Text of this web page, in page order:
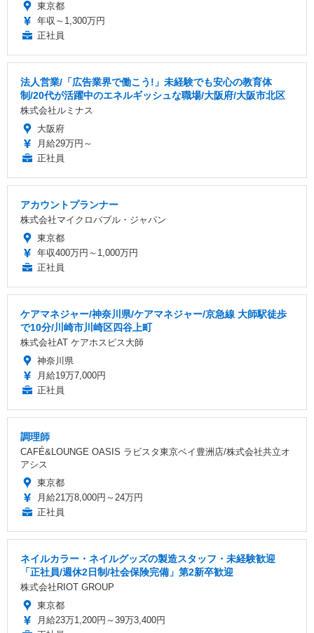
東京都
年収～1,300万円
正社員
法人営業/「広告業界で働こう!」未経験でも安心の教育体
制/20代が活躍中のエネルギッシュな職場/大阪府/大阪市北区
株式会社ルミナス
大阪府
月給29万円～
正社員
アカウントプランナー
株式会社マイクロバブル・ジャパン
東京都
年収400万円～1,000万円
正社員
ケアマネジャー/神奈川県/ケアマネジャー/京急線 大師駅徒歩
で10分/川崎市川崎区四谷上町
株式会社AT ケアホスピス大師
神奈川県
月給19万7,000円
正社員
調理師
CAFÉ&LOUNGE OASIS ラビスタ東京ベイ豊洲店/株式会社共立オ
アシス
東京都
月給21万8,000円～24万円
正社員
ネイルカラー・ネイルグッズの製造スタッフ・未経験歓迎
「正社員/週休2日制/社会保険完備」第2新卒歓迎
株式会社RIOT GROUP
東京都
月給23万1,200円～39万3,400円